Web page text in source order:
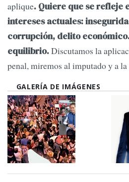
aplique. Quiere que se refleje
intereses actuales:
corrupción, delito
equilibrio.Discutamos la
penal, miremos al imputado y a
GALERÍA DE IMÁGENES